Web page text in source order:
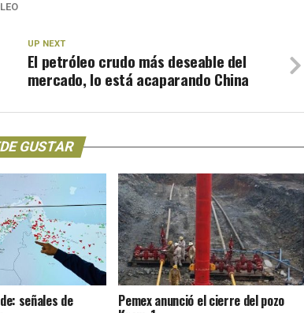
UP NEXT
El petróleo crudo más deseable del
mercado, lo está acaparando China
GUSTAR
señales de Pemex anunció el cierre del pozo